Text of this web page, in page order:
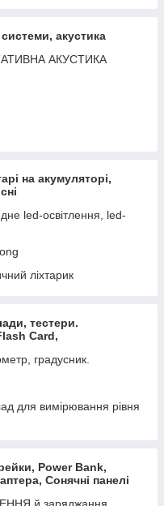
акустика
АКУСТИКА
для трансляції
з радіомікрофоном.
П'єзо.
АВТОЗВУК
Караоке системи
на акумуляторі,
led-освітлення, led-
ліхтарик
тестери.
Card,
градусник.
для вимірювання рівня
Power Bank,
Сонячні панелі